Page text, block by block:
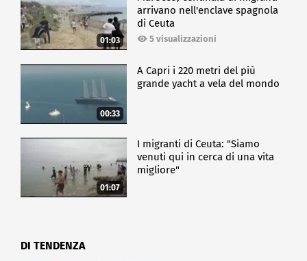
01:03
arrivano nell'enclave spagnola
di Ceuta
5 visualizzazioni
00:33
A Capri i 220 metri del più
grande yacht a vela del mondo
01:07
I migranti di Ceuta: "Siamo
venuti qui in cerca di una vita
migliore"
DI TENDENZA